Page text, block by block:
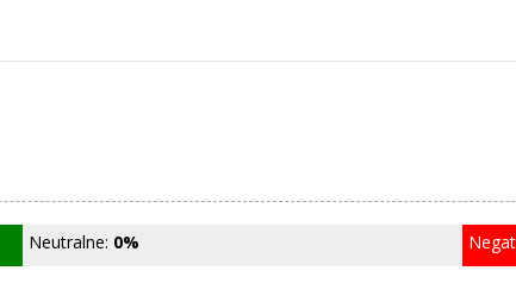
Neutralne: 0%